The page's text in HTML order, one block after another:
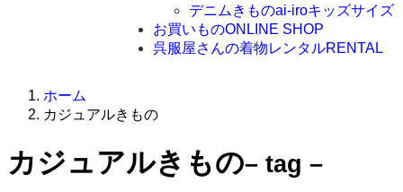
デニムきものai-iroキッズサイズ
お買いものONLINE SHOP
呉服屋さんの着物レンタルRENTAL
ホーム
カジュアルきもの
カジュアルきもの– tag –